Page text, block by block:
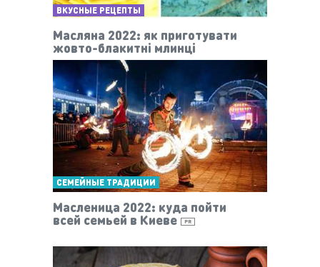
ВКУСНЫЕ РЕЦЕПТЫ
Масляна 2022: як приготувати
жовто-блакитні млинці
СЕМЕЙНЫЕ ТРАДИЦИИ
Масленица 2022: куда пойти
всей семьей в Киеве PR